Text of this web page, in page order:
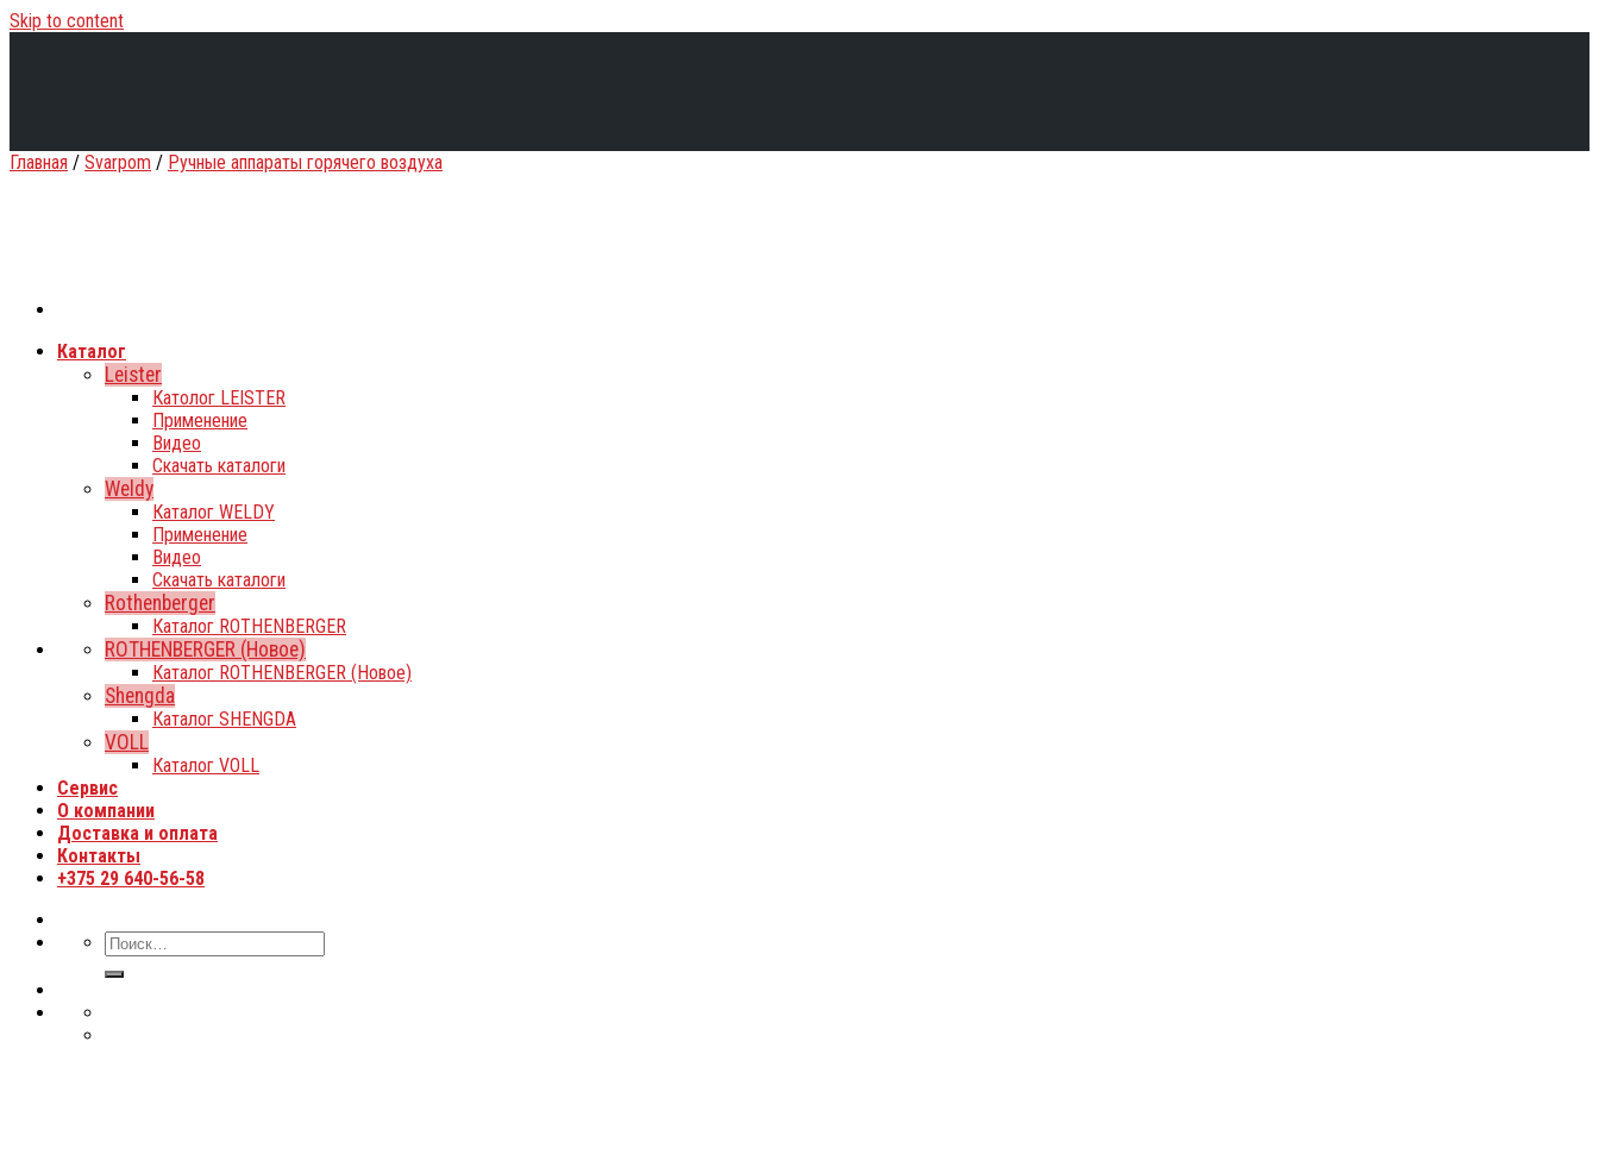
Skip to content
Каталог
Leister
Католог LEISTER
Применение
Видео
Скачать каталоги
Weldy
Каталог WELDY
Применение
Видео
Скачать каталоги
Rothenberger
Каталог ROTHENBERGER
ROTHENBERGER (Новое)
Каталог ROTHENBERGER (Новое)
Shengda
Каталог SHENGDA
VOLL
Каталог VOLL
Сервис
О компании
Доставка и оплата
Контакты
+375 29 640-56-58
Главная / Svarpom / Ручные аппараты горячего воздуха